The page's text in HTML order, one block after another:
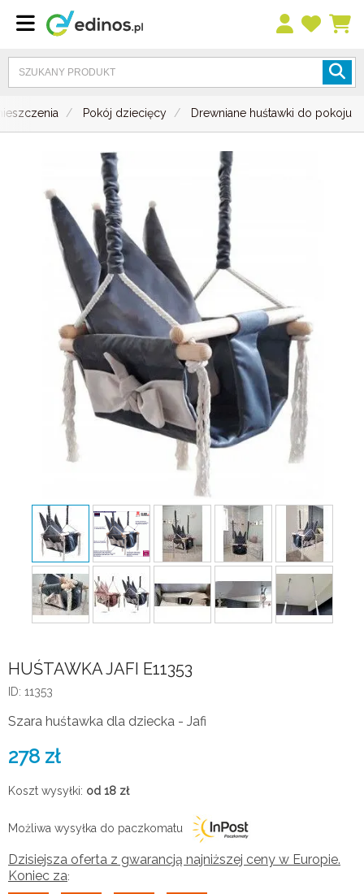
Pokój dziecięcy Drewniane huśtawki do pokoju
HUŚTAWKA JAFI E11353
ID: 11353
Szara huśtawka dla dziecka - Jafi
278 zł
Koszt wysyłki: od 18 zł
Możliwa wysyłka do paczkomatu
Dzisiejsza oferta z gwarancją najniższej ceny w Europie.
Koniec za: